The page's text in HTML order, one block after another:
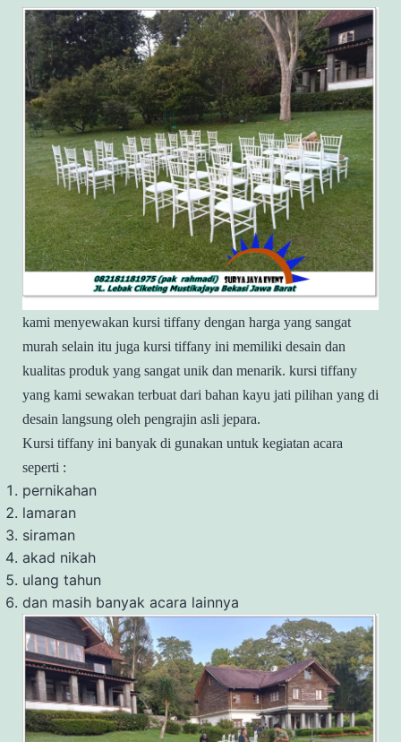
kami menyewakan kursi tiffany dengan harga yang sangat
murah selain itu juga kursi tiffany ini memiliki desain dan
kualitas produk yang sangat unik dan menarik. kursi tiffany
yang kami sewakan terbuat dari bahan kayu jati pilihan yang di
desain langsung oleh pengrajin asli jepara.
Kursi tiffany ini banyak di gunakan untuk kegiatan acara
seperti :
pernikahan
lamaran
siraman
akad nikah
ulang tahun
dan masih banyak acara lainnya